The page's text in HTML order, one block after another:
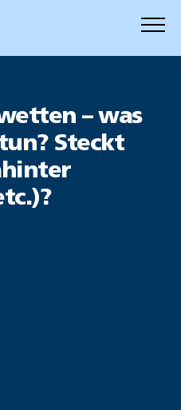
– was
Steckt